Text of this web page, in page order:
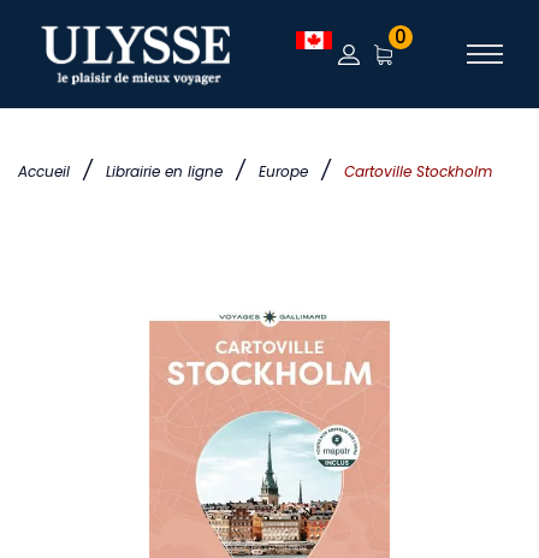
Accueil / Librairie en ligne / Europe / Cartoville Stockholm
0